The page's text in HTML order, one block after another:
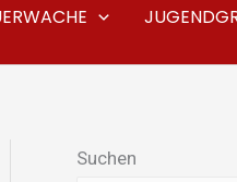
Suchen